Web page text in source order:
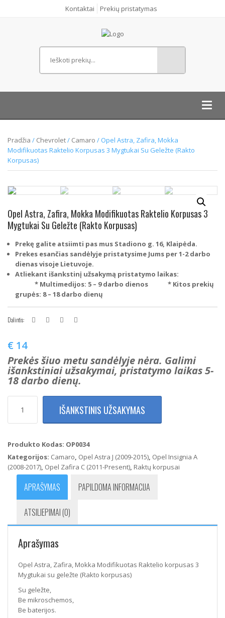
Kontaktai Prekių pristatymas
Pradžia / Chevrolet/ Camaro / Opel Astra, Zafira, Mokka
Modifikuotas Raktelio Korpusas 3 Mygtukai Su Geležte (Rakto
Korpusas)
Opel Astra, Zafira, Mokka Modifikuotas Raktelio Korpusas 3
Mygtukai Su Geležte (Rakto Korpusas)
Prekę galite atsiimti pas mus Stadiono g. 16, Klaipėda.
Prekes esančias sandėlyje pristatysime Jums per 1-2 darbo
dienas visoje Lietuvoje.
Atliekant išankstinį užsakymą pristatymo laikas:
* Multimedijos: 5 – 9 darbo dienos * Kitos prekių
grupės: 8 – 18 darbo dienų
Dalintis:
€ 14
Prekės šiuo metu sandėlyje nėra. Galimi
išankstiniai užsakymai, pristatymo laikas 5-
18 darbo dienų.
kiekis:
Zafira,
Modifikuotas
Raktelio
Mygtukai
korpusas)
IŠANKSTINIS UŽSAKYMAS
Produkto Kodas: OP0034
Kategorijos: Camaro Opel Astra J (2009-2015) Opel Insignia A
(2008-2017) Opel Zafira C (2011-Present) Raktų korpusai
APRAŠYMAS PAPILDOMA INFORMACIJA
ATSILIEPIMAI (0)
Aprašymas
Opel Astra, Zafira, Mokka Modifikuotas Raktelio korpusas 3
Mygtukai su geležte (Rakto korpusas)
Su geležte,
Be mikroschemos,
Be baterijos.